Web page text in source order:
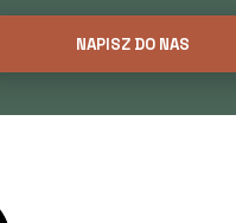
NAPISZ DO NAS